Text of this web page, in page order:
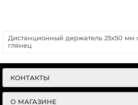
Дистанционный держатель 25х50 мм
глянец
КОНТАКТЫ
О МАГАЗИНЕ